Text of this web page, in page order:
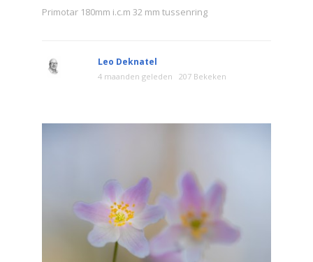
Primotar 180mm i.c.m 32 mm tussenring
Leo Deknatel
4 maanden geleden 207 Bekeken